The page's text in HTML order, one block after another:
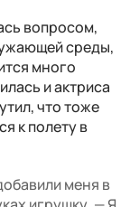
вопросом,
среды,
много
и актриса
что тоже
к полету в
меня в